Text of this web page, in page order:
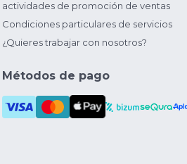
actividades de promoción de ventas
Condiciones particulares de servicios
¿Quieres trabajar con nosotros?
Métodos de pago